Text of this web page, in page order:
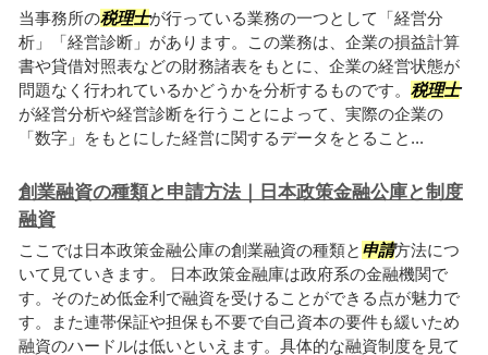
当事務所の税理士が行っている業務の一つとして「経営分
析」「経営診断」があります。この業務は、企業の損益計算
書や貸借対照表などの財務諸表をもとに、企業の経営状態が
問題なく行われているかどうかを分析するものです。 税理士
が経営分析や経営診断を行うことによって、実際の企業の
「数字」をもとにした経営に関するデータをとること...
創業融資の種類と申請方法｜日本政策金融公庫と制度
融資
ここでは日本政策金融公庫の創業融資の種類と 申請方法につ
いて見ていきます。 日本政策金融庫は政府系の金融機関で
す。そのため低金利で融資を受けることができる点が魅力で
す。また連帯保証や担保も不要で自己資本の要件も緩いため
融資のハードルは低いといえます。具体的な融資制度を見て